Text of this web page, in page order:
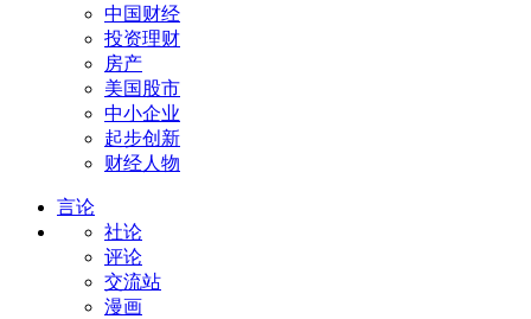
中国财经
投资理财
房产
美国股市
中小企业
起步创新
财经人物
言论
社论
评论
交流站
漫画